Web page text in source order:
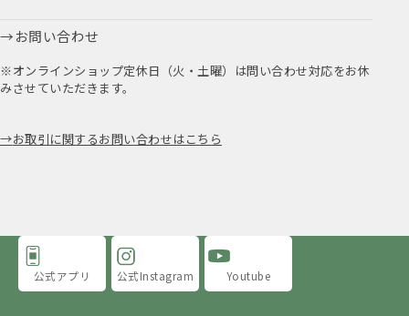
お問い合わせ
※オンラインショップ定休日（火・土曜）は問い合わせ対応をお休
みさせていただきます。
お取引に関するお問い合わせはこちら
公式アプリ 公式Instagram Youtube